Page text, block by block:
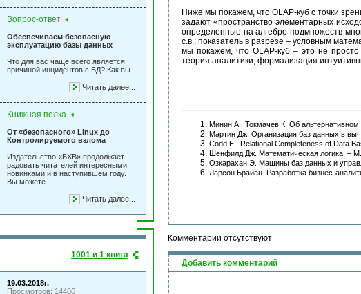
Вопрос-ответ
Обеспечиваем безопасную
эксплуатацию базы данных
Что для вас чаще всего является
причиной инцидентов с БД? Как вы
Читать далее...
Книжная полка
От «безопасного» Linux до
Контролируемого взлома
Издательство «БХВ» продолжает
радовать читателей интересными
новинками и в наступившем году.
Вы можете
Читать далее...
1001 и 1 книга
19.03.2018г.
Просмотров: 14406
Ниже мы покажем, что OLAP-куб с точки
задают «пространство элементарных
определенные на алгебре подмножеств
с.в.; показатель в разрезе – условным
мы покажем, что OLAP-куб – это не
теория аналитики, формализация
Минин А., Токмачев К. Об альтернативном
Мартин Дж. Организация баз данных в
Codd E., Relational Completeness of Data
Шенфилд Дж. Математическая логика. –
Озкарахан Э. Машины баз данных и
Ларсон Брайан. Разработка бизнес-
Комментарии отсутствуют
Добавить комментарий